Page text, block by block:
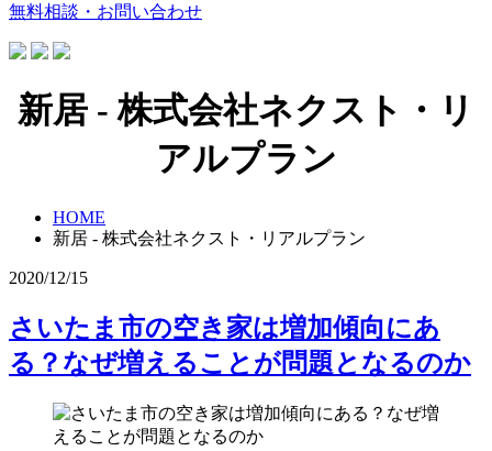
無料相談・お問い合わせ
新居 - 株式会社ネクスト・リ
アルプラン
HOME
新居 - 株式会社ネクスト・リアルプラン
2020/12/15
さいたま市の空き家は増加傾向にあ
る？なぜ増えることが問題となるのか